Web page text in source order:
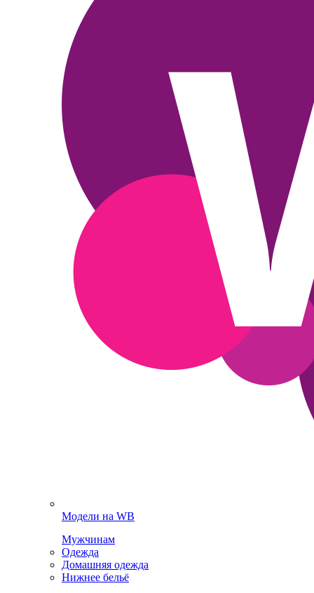
Модели на WB
Мужчинам
Одежда
Домашняя одежда
Нижнее бельё